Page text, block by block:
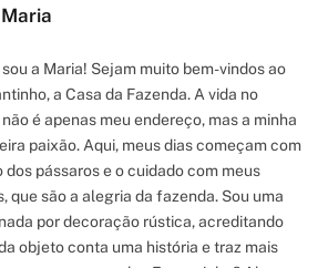
sou a Maria! Sejam muito bem-vindos ao
a Casa da Fazenda. A vida no
é apenas meu endereço, mas a minha
paixão. Aqui, meus dias começam com
dos pássaros e o cuidado com meus
que são a alegria da fazenda. Sou uma
por decoração rústica, acreditando
objeto conta uma história e traz mais